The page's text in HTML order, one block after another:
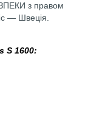
з правом
― Швеція.
S 1600: